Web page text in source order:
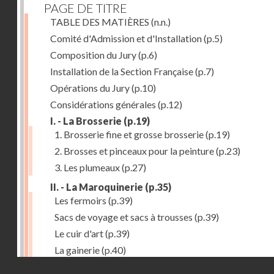
PAGE DE TITRE
TABLE DES MATIÈRES (n.n.)
Comité d'Admission et d'Installation(p.5)
Composition du Jury(p.6)
Installation de la Section Française(p.7)
Opérations du Jury(p.10)
Considérations générales (p.12)
I. - La Brosserie (p.19)
1. Brosserie fine et grosse brosserie(p.19)
2. Brosses et pinceaux pour la peinture(p.23)
3. Les plumeaux(p.27)
II. - La Maroquinerie (p.35)
Les fermoirs (p.39)
Sacs de voyage et sacs à trousses (p.39)
Le cuir d'art(p.39)
La gainerie(p.40)